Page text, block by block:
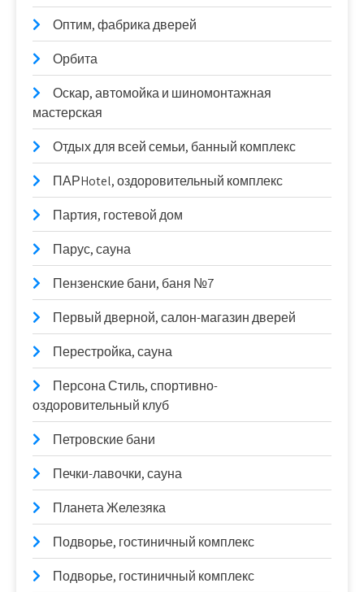
Оптим, фабрика дверей
Орбита
Оскар, автомойка и шиномонтажная
мастерская
Отдых для всей семьи, банный комплекс
ПАРHotel, оздоровительный комплекс
Партия, гостевой дом
Парус, сауна
Пензенские бани, баня №7
Первый дверной, салон-магазин дверей
Перестройка, сауна
Персона Стиль, спортивно-
оздоровительный клуб
Петровские бани
Печки-лавочки, сауна
Планета Железяка
Подворье, гостиничный комплекс
Подворье, гостиничный комплекс